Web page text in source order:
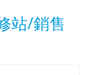
站/銷售